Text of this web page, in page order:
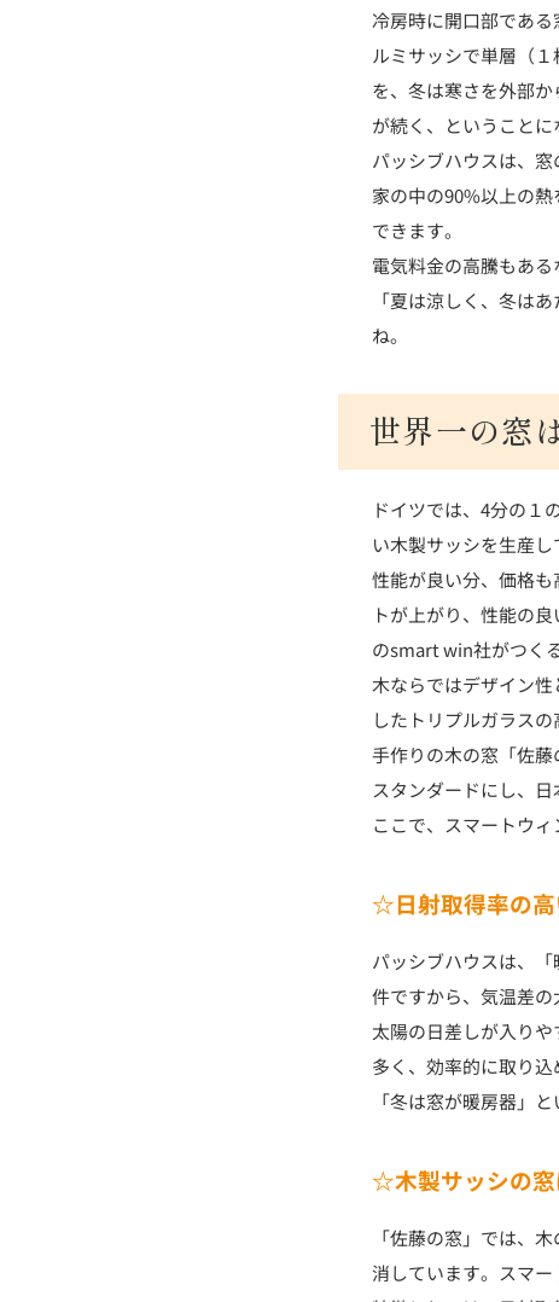
冷房時に開口部であ
ルミサッシで単層（
を、冬は寒さを外部
が続く、ということに
パッシブハウスは、
家の中の90%以上の
できます。
電気料金の高騰もある
「夏は涼しく、冬は
ね。
世界一の窓
ドイツでは、4分の１
い木製サッシを生産し
性能が良い分、価格
トが上がり、性能の
のsmart win社がつく
木ならではデザイン
したトリプルガラスの
手作りの木の窓「佐
スタンダードにし、
ここで、スマートウ
☆日射取得率の
パッシブハウスは、
件ですから、気温差の
太陽の日差しが入り
多く、効率的に取り込
「冬は窓が暖房器」
☆木製サッシの
「佐藤の窓」では、
消しています。スマー